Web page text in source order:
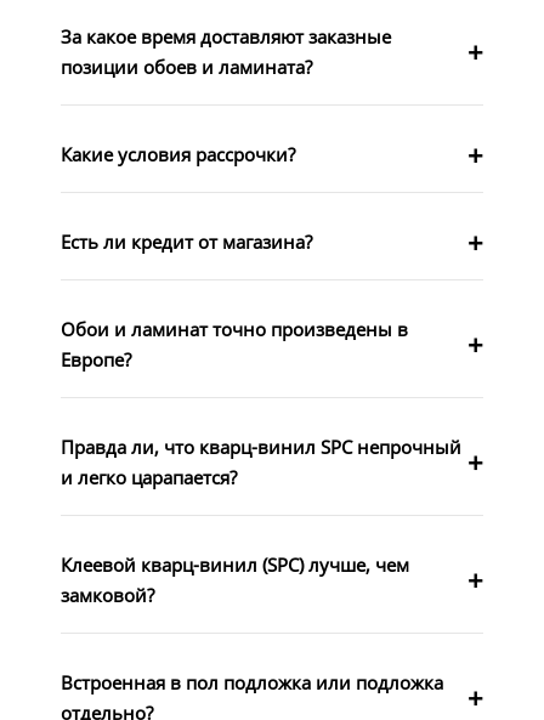
За какое время доставляют заказные
позиции обоев и ламината?
Какие условия рассрочки?
Есть ли кредит от магазина?
Обои и ламинат точно произведены в
Европе?
Правда ли, что кварц-винил SPC непрочный
и легко царапается?
Клеевой кварц-винил (SPC) лучше, чем
замковой?
Встроенная в пол подложка или подложка
отдельно?